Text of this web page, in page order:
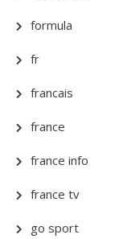
formula
fr
francais
france
france info
france tv
go sport